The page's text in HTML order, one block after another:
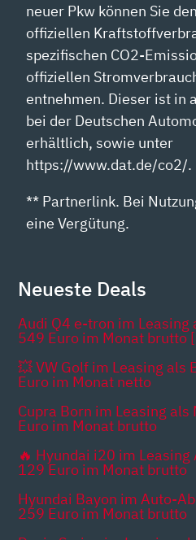
neuer Pkw können Sie
offiziellen
spezifischen CO2-
offiziellen
entnehmen. Dieser ist in
bei der Deutschen
erhältlich, sowie unter
https://www.dat.de/co2/.
** Partnerlink. Bei
eine Vergütung.
Neueste Deals
Audi Q4 e-tron im
549 Euro im Monat brutto
💥 VW Golf im Leasing als
Euro im Monat netto
Cupra Born im Leasing
Euro im Monat brutto
🔥 Hyundai i20 im
129 Euro im Monat brutto
Hyundai Bayon im Auto-
259 Euro im Monat brutto